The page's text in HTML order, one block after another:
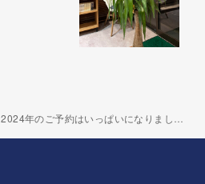
2024年のご予約はいっぱいになりました。